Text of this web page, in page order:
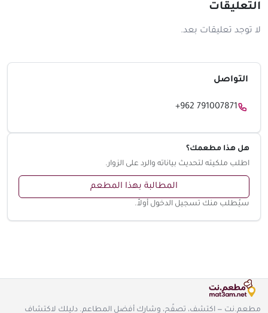
التعليقات
لا توجد تعليقات بعد.
التواصل
+962 791007871
هل هذا مطعمك؟
اطلب ملكيته لتحديث بياناته والرد على الزوار.
المطالبة بهذا المطعم
سيُطلب منك تسجيل الدخول أولاً.
مطعم.نت — اكتشف، تصفّح، وشارك أفضل المطاعم. دليلك لاكتشاف